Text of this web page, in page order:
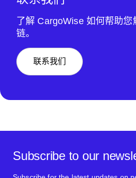
了解 CargoWise 如何帮助您
链。
联系我们
Subscribe to our